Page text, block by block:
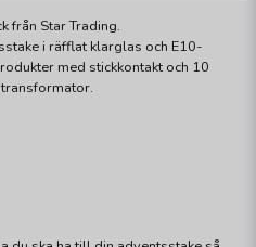
från Star Trading.
i räfflat klarglas och E10-
med stickkontakt och 10